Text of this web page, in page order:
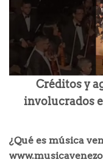
Créditos y
involucrados
¿Qué es música